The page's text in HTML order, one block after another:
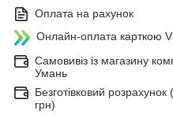
Оплата на рахунок
Онлайн-оплата карткою
Самовивіз із магазину
Умань
Безготівковий
грн)